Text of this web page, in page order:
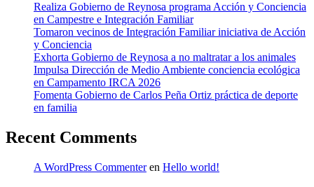
Realiza Gobierno de Reynosa programa Acción y Conciencia
en Campestre e Integración Familiar
Tomaron vecinos de Integración Familiar iniciativa de Acción
y Conciencia
Exhorta Gobierno de Reynosa a no maltratar a los animales
Impulsa Dirección de Medio Ambiente conciencia ecológica
en Campamento IRCA 2026
Fomenta Gobierno de Carlos Peña Ortiz práctica de deporte
en familia
Recent Comments
A WordPress Commenteren Hello world!